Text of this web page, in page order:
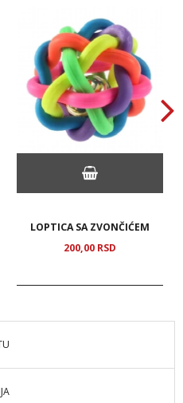
LOPTICA SA ZVONČIĆEM
200,00 RSD